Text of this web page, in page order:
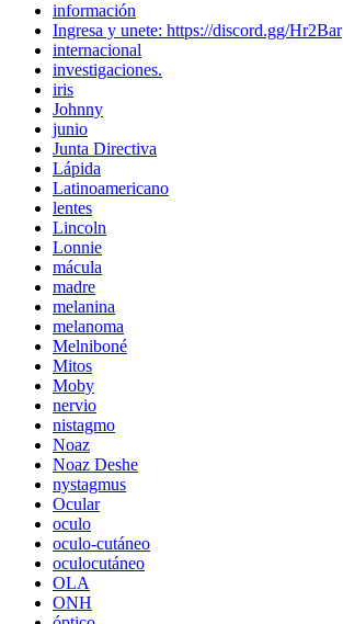
información
Ingresa y unete: https://discord.gg/Hr2Bar
internacional
investigaciones.
iris
Johnny
junio
Junta Directiva
Lápida
Latinoamericano
lentes
Lincoln
Lonnie
mácula
madre
melanina
melanoma
Melniboné
Mitos
Moby
nervio
nistagmo
Noaz
Noaz Deshe
nystagmus
Ocular
oculo
oculo-cutáneo
oculocutáneo
OLA
ONH